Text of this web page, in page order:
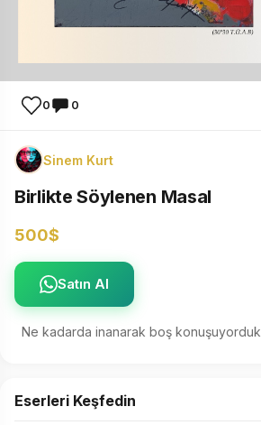
0 0
Sinem Kurt
Birlikte Söylenen Masal
500$
Satın Al
Ne kadarda inanarak boş konuşuyorduk
Eserleri Keşfedin